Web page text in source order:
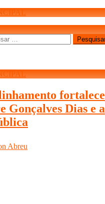
fortalece
Gonçalves Dias e a
Abreu